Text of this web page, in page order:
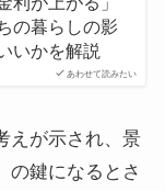
あわせて読みたい
の暮らしの影
いかを解説
えが示され、景
の鍵になるとさ